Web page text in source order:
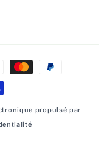
propulsé par